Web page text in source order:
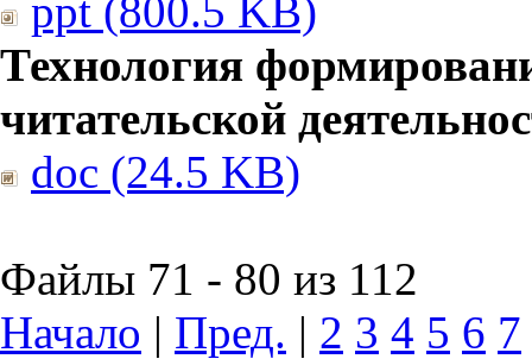
ppt (800.5 KB)
Технология
читательской
doc (24.5 KB)
Файлы 71 - 80 из 112
Начало | Пред. | 2 3 4 5 6 7